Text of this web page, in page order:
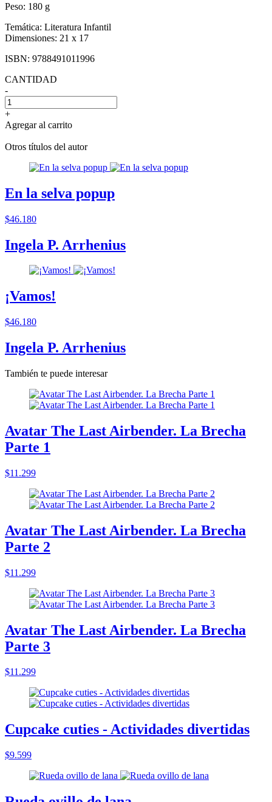
Peso: 180 g
Temática: Literatura Infantil
Dimensiones: 21 x 17
ISBN: 9788491011996
CANTIDAD
-
+
Agregar al carrito
Otros títulos del autor
En la selva popup
$46.180
Ingela P. Arrhenius
¡Vamos!
$46.180
Ingela P. Arrhenius
También te puede interesar
Avatar The Last Airbender. La Brecha
Parte 1
$11.299
Avatar The Last Airbender. La Brecha
Parte 2
$11.299
Avatar The Last Airbender. La Brecha
Parte 3
$11.299
Cupcake cuties - Actividades divertidas
$9.599